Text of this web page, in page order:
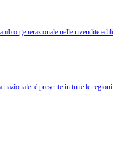
generazionale nelle rivendite edili
è presente in tutte le regioni